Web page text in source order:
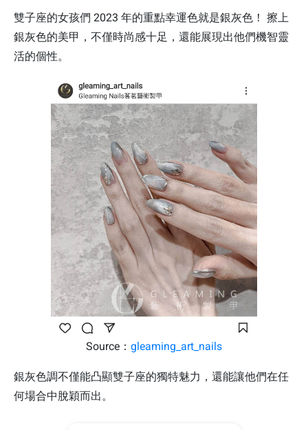
雙子座的女孩們 2023 年的重點幸運色就是銀灰色！ 擦上
銀灰色的美甲，不僅時尚感十足，還能展現出他們機智靈
活的個性。
Source： gleaming_art_nails
銀灰色調不僅能凸顯雙子座的獨特魅力，還能讓他們在任
何場合中脫穎而出。